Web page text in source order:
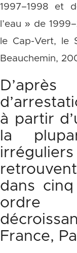
1997–1998 et
l’eau » de
le Cap-Vert, le
Beauchemin,
à partir
la
dans
ordre
France,